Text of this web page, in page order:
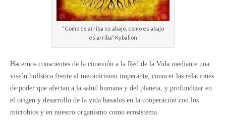
“Como es arriba es abajo; como es abajo
es arriba” Kybalion
Hacernos conscientes de la conexión a la Red de la Vida mediante una
visión holística frente al mecanicismo imperante, conocer las relaciones
de poder que afectan a la salud humana y del planeta, y profundizar en
el origen y desarrollo de la vida basados en la cooperación con los
microbios y en nuestro organismo como ecosistema.